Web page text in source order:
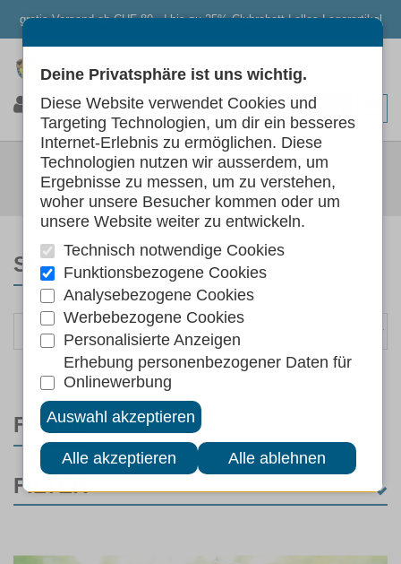
gratis Versand ab CHF 80.- | bis zu 25% Clubrabatt | alles Lagerartikel
0 0 0
AREA
Marken AREA
SORTIEREN NACH
FILTER
FILTER
Deine Privatsphäre ist uns wichtig.
Diese Website verwendet Cookies und
Targeting Technologien, um dir ein besseres
Internet-Erlebnis zu ermöglichen. Diese
Technologien nutzen wir ausserdem, um
Ergebnisse zu messen, um zu verstehen,
woher unsere Besucher kommen oder um
unsere Website weiter zu entwickeln.
Technisch notwendige Cookies
Funktionsbezogene Cookies
Analysebezogene Cookies
Werbebezogene Cookies
Personalisierte Anzeigen
Erhebung personenbezogener Daten für
Onlinewerbung